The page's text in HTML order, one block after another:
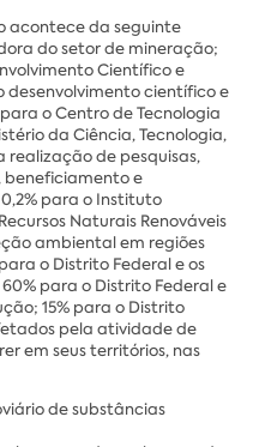
acontece da seguinte
do setor de mineração;
Científico e
desenvolvimento científico e
o Centro de Tecnologia
da Ciência, Tecnologia,
realização de pesquisas,
e
para o Instituto
Naturais Renováveis
ambiental em regiões
o Distrito Federal e os
para o Distrito Federal e
15% para o Distrito
pela atividade de
em seus territórios, nas
de substâncias